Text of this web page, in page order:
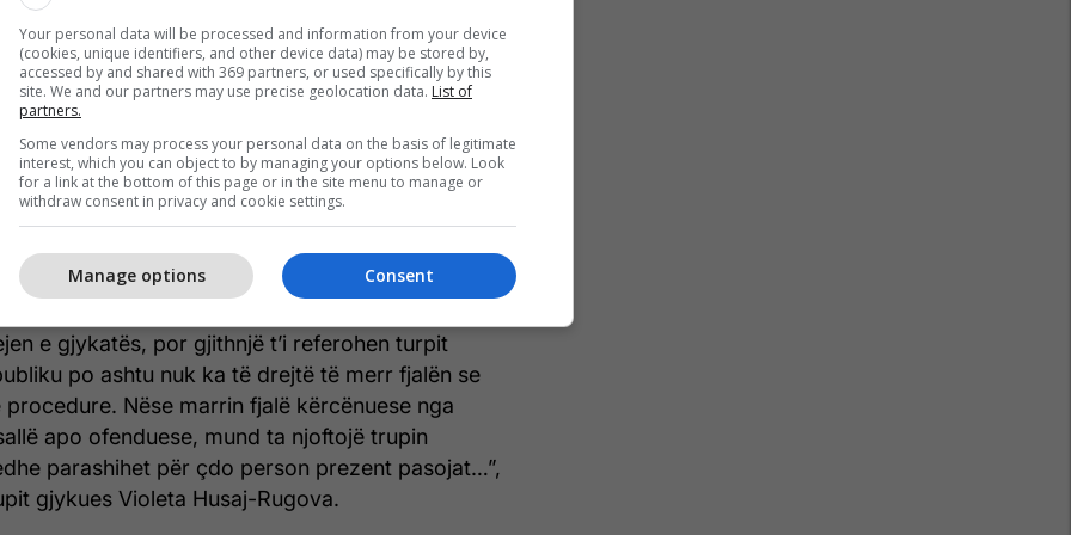
i akuzuari.
shqyrtimi ndodhi një përplasje verbale në mes të
palës së dëmtuar dhe mbrojtëses së të akuzuarit
Kelmendit, ku më pas kryetarja e trupit gjykues
akuzuarit, duke i thënë se i njëjti nuk ka të drejtë
tjera në sallë.
apo ofendim për palët e dëmtuar, mund
gjykues. Po ashtu njoftohen të gjitha palët prezent
që është prezent se nuk kanë të drejtë të
e gjykatës, por gjithnjë t’i referohen turpit
po ashtu nuk ka të drejtë të merr fjalën se
procedure. Nëse marrin fjalë kërcënuese nga
apo ofenduese, mund ta njoftojë trupin
parashihet për çdo person prezent pasojat…”,
gjykues Violeta Husaj-Rugova.
Your personal data will be processed and information from your device
(cookies, unique identifiers, and other device data) may be stored by,
accessed by and shared with 369 partners, or used specifically by this
site. We and our partners may use precise geolocation data. List of
partners.
Some vendors may process your personal data on the basis of legitimate
interest, which you can object to by managing your options below. Look
for a link at the bottom of this page or in the site menu to manage or
withdraw consent in privacy and cookie settings.
Consent
Manage options